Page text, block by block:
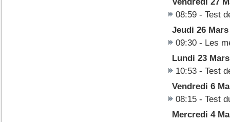
08:59 - Test
Jeudi 26 Mars
09:30 - Les
Lundi 23
10:53 - Test
Vendredi 6
08:15 - Test
Mercredi 4